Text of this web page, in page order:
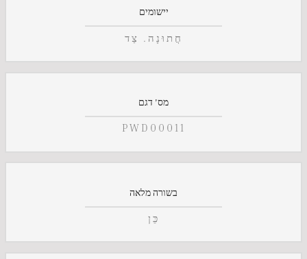
יישומים
חֲתוּנָה. צַד
מס' דגם
PWD00011
בשורה מלאה
כֵּן